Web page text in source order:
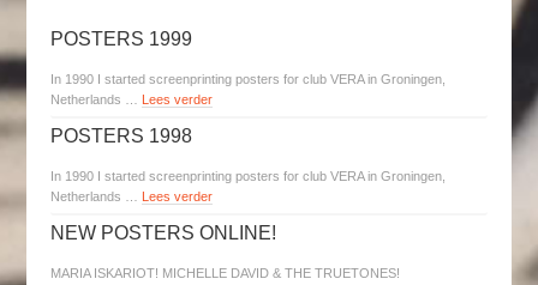
POSTERS 1999
In 1990 I started screenprinting posters for club VERA in Groningen,
Netherlands … Lees verder
POSTERS 1998
In 1990 I started screenprinting posters for club VERA in Groningen,
Netherlands … Lees verder
NEW POSTERS ONLINE!
MARIA ISKARIOT! MICHELLE DAVID & THE TRUETONES!